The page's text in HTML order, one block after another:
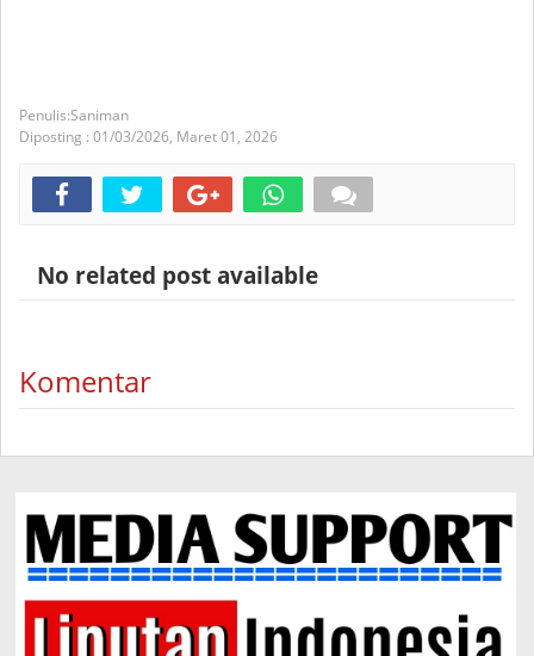
Saniman
Diposting : 01/03/2026, Maret 01, 2026
No related post available
Komentar